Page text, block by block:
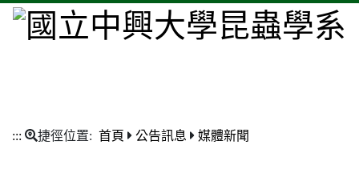
::: 捷徑位置: 首頁 公告訊息 媒體新聞